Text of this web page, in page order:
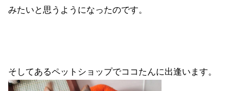
みたいと思うようになったのです。
そしてあるペットショップでココたんに出逢います。